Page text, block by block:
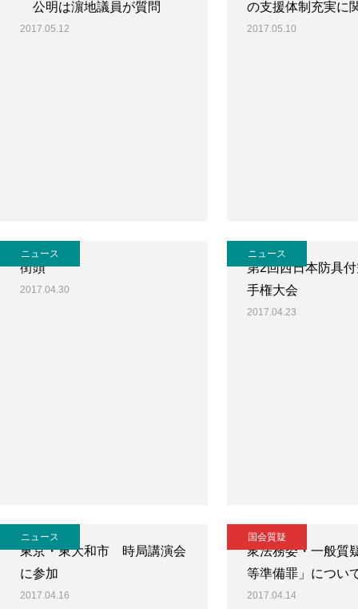
公明は濵地議員が質問
2017.05.12
の支援体制充実に
2017.05.10
ニュース
街頭
2017.04.30
ニュース
第2回西日本防具
手権大会
2017.04.23
ニュース
東京・東大和市 時局講演会
に参加
2017.04.16
国会質疑
衆法務委・一般質
等準備罪」につい
2017.04.14